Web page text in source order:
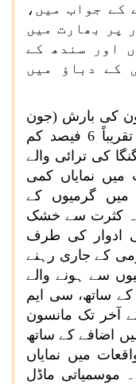
کے جواب میں،
پر بھارت میں
اور سندھ کے
کے دباؤ میں
کی بارش (جون
6فیصد کم
کی ترائی والے
میں نمایاں کمی
گرمیوں کے
کثرت سے خشک
ادوار کی طرف
کے جاری رہنے
سے ہونے والے
کے ساتھ، سی ایم
آخر تک مانسون
اضافے کے ساتھ
میں نمایاں
موسمیاتی ماڈل